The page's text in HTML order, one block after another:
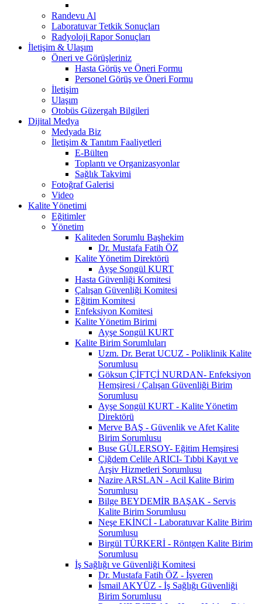
Randevu Al
Laboratuvar Tetkik Sonuçları
Radyoloji Rapor Sonuçları
İletişim & Ulaşım
Öneri ve Görüşleriniz
Hasta Görüş ve Öneri Formu
Personel Görüş ve Öneri Formu
İletişim
Ulaşım
Otobüs Güzergah Bilgileri
Dijital Medya
Medyada Biz
İletişim & Tanıtım Faaliyetleri
E-Bülten
Toplantı ve Organizasyonlar
Sağlık Takvimi
Fotoğraf Galerisi
Video
Kalite Yönetimi
Eğitimler
Yönetim
Kaliteden Sorumlu Başhekim
Dr. Mustafa Fatih ÖZ
Kalite Yönetim Direktörü
Ayşe Songül KURT
Hasta Güvenliği Komitesi
Çalışan Güvenliği Komitesi
Eğitim Komitesi
Enfeksiyon Komitesi
Kalite Yönetim Birimi
Ayşe Songül KURT
Kalite Birim Sorumluları
Uzm. Dr. Berat UCUZ - Poliklinik Kalite
Sorumlusu
Göksun ÇİFTÇİ NURDAN- Enfeksiyon
Hemşiresi / Çalışan Güvenliği Birim
Sorumlusu
Ayşe Songül KURT - Kalite Yönetim
Direktörü
Merve BAŞ - Güvenlik ve Afet Kalite
Birim Sorumlusu
Buse GÜLERSOY- Eğitim Hemşiresi
Çiğdem Celile ARICI- Tıbbi Kayıt ve
Arşiv Hizmetleri Sorumlusu
Nazire ARSLAN - Acil Kalite Birim
Sorumlusu
Bilge BEYDEMİR BAŞAK - Servis
Kalite Birim Sorumlusu
Neşe EKİNCİ - Laboratuvar Kalite Birim
Sorumlusu
Birgül TÜRKERİ - Röntgen Kalite Birim
Sorumlusu
İş Sağlığı ve Güvenliği Komitesi
Dr. Mustafa Fatih ÖZ - İşveren
İsmail AKYÜZ - İş Sağlığı Güvenliği
Birim Sorumlusu